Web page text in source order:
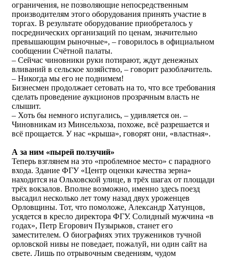
ограничения, не позволяющие непосредственным
производителям этого оборудования принять участие в
торгах. В результате оборудование приобреталось у
посреднических организаций по ценам, значительно
превышающим рыночные», – говорилось в официальном
сообщении Счётной палаты.
– Сейчас чиновники руки потирают, ждут денежных
вливаний в сельское хозяйство, – говорит разоблачитель.
– Никогда мы его не поднимем!
Бизнесмен продолжает сетовать на то, что все требования
сделать проведение аукционов прозрачным власть не
слышит.
– Хоть бы немного испугались, – удивляется он. –
Чиновникам из Минсельхоза, похоже, всё разрешается и
всё прощается. У нас «крыша», говорят они, «властная».
А за ним «пырей ползучий»
Теперь взглянем на это «проблемное место» с парадного
входа. Здание ФГУ «Центр оценки качества зерна»
находится на Ольховской улице, в трёх шагах от площади
трёх вокзалов. Вполне возможно, именно здесь поезд
высадил несколько лет тому назад двух уроженцев
Орловщины. Тот, что помоложе, Александр Хатунцов,
усядется в кресло директора ФГУ. Солидный мужчина «в
годах», Петр Егорович Пузырьков, станет его
заместителем. О биографиях этих тружеников тучной
орловской нивы не поведает, пожалуй, ни один сайт на
свете. Лишь по отрывочным сведениям, чудом